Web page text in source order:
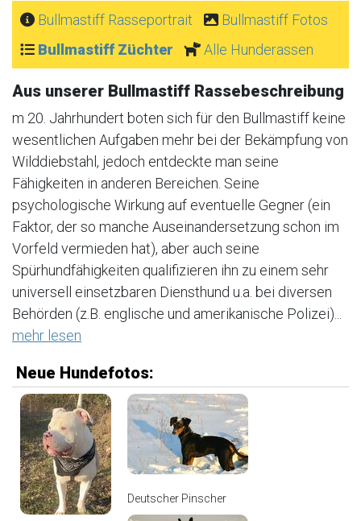
Bullmastiff Rasseportrait
Bullmastiff Fotos
Bullmastiff Züchter
Alle Hunderassen
Aus unserer Bullmastiff Rassebeschreibung
m 20. Jahrhundert boten sich für den Bullmastiff keine
wesentlichen Aufgaben mehr bei der Bekämpfung von
Wilddiebstahl, jedoch entdeckte man seine
Fähigkeiten in anderen Bereichen. Seine
psychologische Wirkung auf eventuelle Gegner (ein
Faktor, der so manche Auseinandersetzung schon im
Vorfeld vermieden hat), aber auch seine
Spürhundfähigkeiten qualifizieren ihn zu einem sehr
universell einsetzbaren Diensthund u.a. bei diversen
Behörden (z.B. englische und amerikanische Polizei)...
mehr lesen
Neue Hundefotos:
Deutscher Pinscher